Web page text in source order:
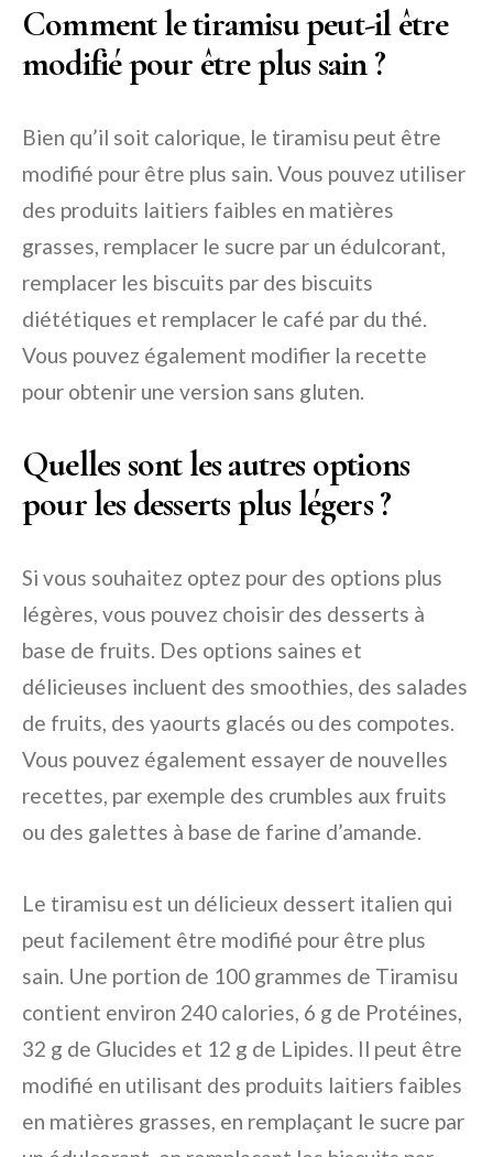
Comment le tiramisu peut-il être
modifié pour être plus sain ?
Bien qu’il soit calorique, le tiramisu peut être
modifié pour être plus sain. Vous pouvez utiliser
des produits laitiers faibles en matières
grasses, remplacer le sucre par un édulcorant,
remplacer les biscuits par des biscuits
diététiques et remplacer le café par du thé.
Vous pouvez également modifier la recette
pour obtenir une version sans gluten.
Quelles sont les autres options
pour les desserts plus légers ?
Si vous souhaitez optez pour des options plus
légères, vous pouvez choisir des desserts à
base de fruits. Des options saines et
délicieuses incluent des smoothies, des salades
de fruits, des yaourts glacés ou des compotes.
Vous pouvez également essayer de nouvelles
recettes, par exemple des crumbles aux fruits
ou des galettes à base de farine d’amande.
Le tiramisu est un délicieux dessert italien qui
peut facilement être modifié pour être plus
sain. Une portion de 100 grammes de Tiramisu
contient environ 240 calories, 6 g de Protéines,
32 g de Glucides et 12 g de Lipides. Il peut être
modifié en utilisant des produits laitiers faibles
en matières grasses, en remplaçant le sucre par